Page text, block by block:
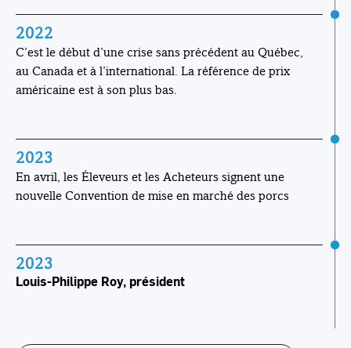
2022
C’est le début d’une crise sans précédent au Québec,
au Canada et à l’international. La référence de prix
américaine est à son plus bas.
2023
En avril, les Éleveurs et les Acheteurs signent une
nouvelle Convention de mise en marché des porcs
2023
Louis-Philippe Roy, président